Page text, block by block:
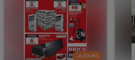
-4 JOURS